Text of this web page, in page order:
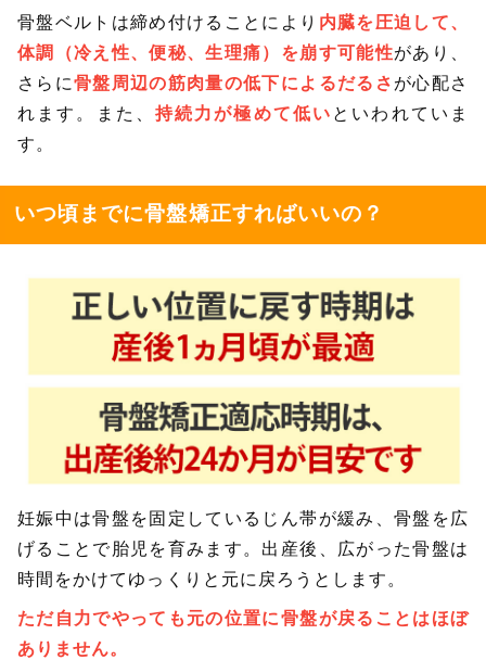
骨盤ベルトは締め付けることにより 内臓を圧迫して、
体調（冷え性、便秘、生理痛）を崩す可能性があり、
さらに骨盤周辺の筋肉量の低下によるだるさ が心配さ
れます。また、 持続力が極めて低い といわれていま
す。
いつ頃までに骨盤矯正すればいいの？
妊娠中は骨盤を固定しているじん帯が緩み、骨盤を広
げることで胎児を育みます。出産後、広がった骨盤は
時間をかけてゆっくりと元に戻ろうとします。
ただ自力でやっても元の位置に骨盤が戻ることはほぼ
ありません。